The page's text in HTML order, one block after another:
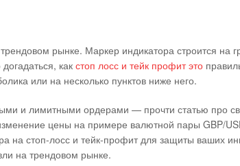
рынке. Маркер индикатора строится на
как стоп лосс и тейк профит это
или на несколько пунктов ниже него.
и лимитными ордерами — прочти статью про
цены на примере валютной пары GBP/
на стоп-лосс и тейк-профит для защиты ваших
на трендовом рынке.